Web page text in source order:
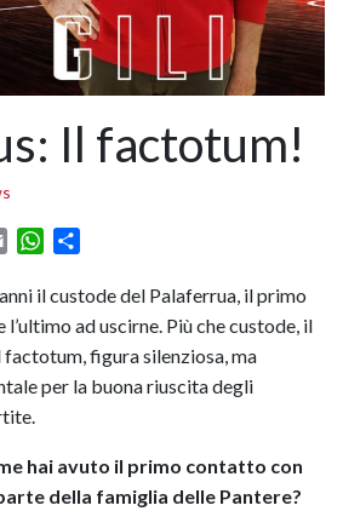
Il factotum!
Email WhatsApp
il custode del Palaferrua, il primo
ad uscirne. Più che custode, il
figura silenziosa, ma
per la buona riuscita degli
hai avuto il primo contatto con
della famiglia delle Pantere?